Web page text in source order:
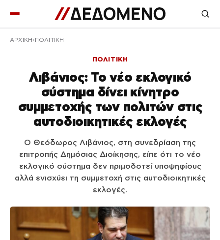
ΑΡΧΙΚΉ ΠΟΛΙΤΙΚΗ
ΠΟΛΙΤΙΚΗ
Λιβάνιος: Το νέο εκλογικό
σύστημα δίνει κίνητρο
συμμετοχής των πολιτών στις
αυτοδιοικητικές εκλογές
Ο Θεόδωρος Λιβάνιος, στη συνεδρίαση της
επιτροπής Δημόσιας Διοίκησης, είπε ότι το νέο
εκλογικό σύστημα δεν πριμοδοτεί υποψηφίους
αλλά ενισχύει τη συμμετοχή στις αυτοδιοικητικές
εκλογές.